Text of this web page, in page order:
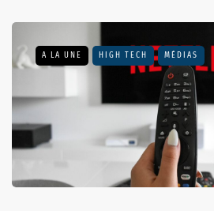
A LA UNE HIGH TECH MÉDIAS